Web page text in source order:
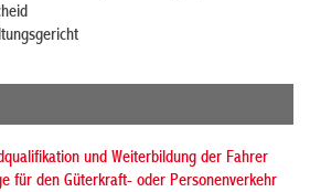
und Weiterbildung der Fahrer
für den Güterkraft- oder Personenverkehr